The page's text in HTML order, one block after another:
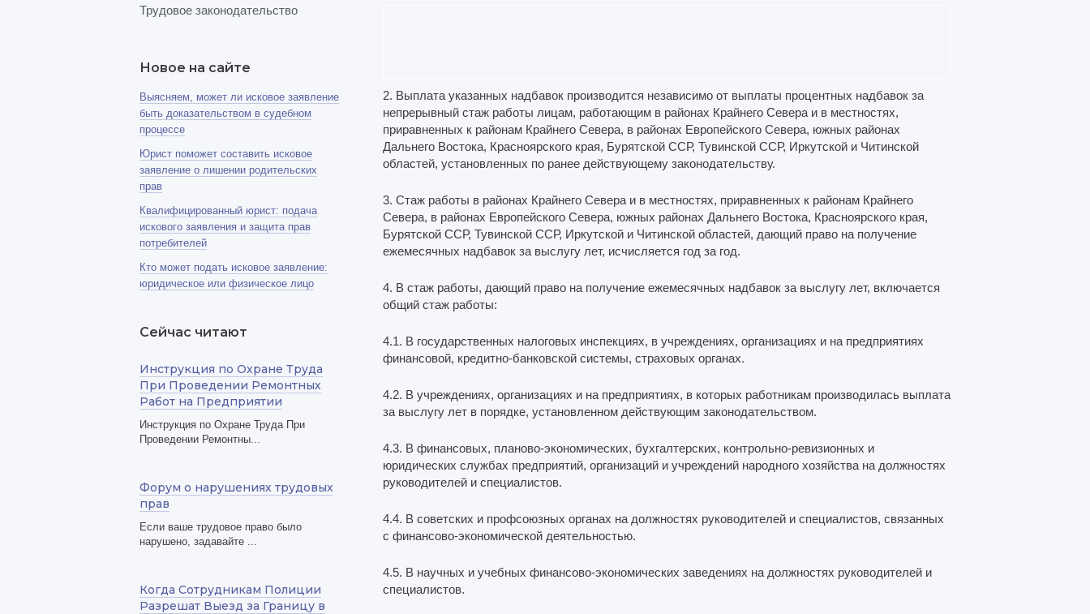
2. Выплата указанных надбавок производится независимо от выплаты процентных надбавок за
непрерывный стаж работы лицам, работающим в районах Крайнего Севера и в местностях,
приравненных к районам Крайнего Севера, в районах Европейского Севера, южных районах
Дальнего Востока, Красноярского края, Бурятской ССР, Тувинской ССР, Иркутской и Читинской
областей, установленных по ранее действующему законодательству.
3. Стаж работы в районах Крайнего Севера и в местностях, приравненных к районам Крайнего
Севера, в районах Европейского Севера, южных районах Дальнего Востока, Красноярского края,
Бурятской ССР, Тувинской ССР, Иркутской и Читинской областей, дающий право на получение
ежемесячных надбавок за выслугу лет, исчисляется год за год.
4. В стаж работы, дающий право на получение ежемесячных надбавок за выслугу лет, включается
общий стаж работы:
4.1. В государственных налоговых инспекциях, в учреждениях, организациях и на предприятиях
финансовой, кредитно-банковской системы, страховых органах.
4.2. В учреждениях, организациях и на предприятиях, в которых работникам производилась выплата
за выслугу лет в порядке, установленном действующим законодательством.
4.3. В финансовых, планово-экономических, бухгалтерских, контрольно-ревизионных и
юридических службах предприятий, организаций и учреждений народного хозяйства на должностях
руководителей и специалистов.
4.4. В советских и профсоюзных органах на должностях руководителей и специалистов, связанных
с финансово-экономической деятельностью.
4.5. В научных и учебных финансово-экономических заведениях на должностях руководителей и
специалистов.
Трудовое законодательство
Новое на сайте
Выясняем, может ли исковое заявление
быть доказательством в судебном
процессе
Юрист поможет составить исковое
заявление о лишении родительских
прав
Квалифицированный юрист: подача
искового заявления и защита прав
потребителей
Кто может подать исковое заявление:
юридическое или физическое лицо
Сейчас читают
Инструкция по Охране Труда
При Проведении Ремонтных
Работ на Предприятии
Инструкция по Охране Труда При
Проведении Ремонтны...
Форум о нарушениях трудовых
прав
Если ваше трудовое право было
нарушено, задавайте ...
Когда Сотрудникам Полиции
Разрешат Выезд за Границу в